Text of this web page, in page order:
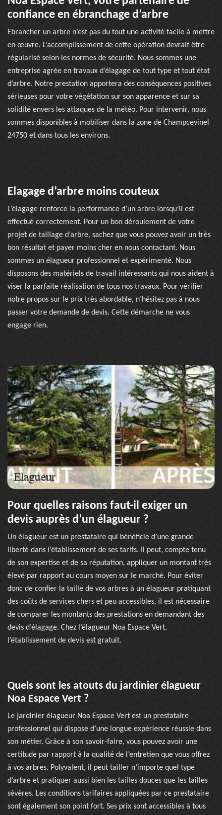
confiance en ébranchage d’arbre
Ebrancher un arbre n’est pas du tout une activité facile à mettre
en œuvre. L’accomplissement de cette opération devrait être
régularisé selon les normes de sécurité. Nous sommes une
entreprise agrée en travaux d’élagage de tout type et tout état
d’arbre. Notre prestation apportera des conséquences positives
sérieuses pour votre végétation sur son apparence et sur sa
solidité envers les attaques de la météo. Pour intervenir, nous
sommes disponibles à mobiliser dans la zone de Champcevinel
24750 et dans tous les environs.
Elagage d’arbre moins couteux
L’élagage renforce la performance d’un arbre lorsqu’il est
effectué correctement. Pour un bon déroulement de votre
projet de taillage d’arbre, sachez que vous pouvez avoir un très
bon résultat et payer moins cher en nous contactant. Nous
sommes un élagueur professionnel et expérimenté. Nous
disposons des matériels de travail intéressants qui nous aident à
viser la parfaite réalisation de tous nos travaux. Pour vérifier
notre propos sur le prix très abordable, n’hésitez pas à nous
passer votre demande de devis. Cette démarche ne vous
engage rien.
Pour quelles raisons faut-il exiger un
devis auprès d’un élagueur ?
Un élagueur est un prestataire qui bénéficie d’une grande
liberté dans l’établissement de ses tarifs. Il peut, compte tenu
de son expertise et de sa réputation, appliquer un montant très
élevé par rapport au cours moyen sur le marché. Pour éviter
donc de confier la taille de vos arbres à un élagueur pratiquant
des coûts de services chers et peu accessibles, il est nécessaire
de comparer les montants des prestations en demandant des
devis d’élagage. Chez l’élagueur Noa Espace Vert,
l’établissement de devis est gratuit.
Quels sont les atouts du jardinier élagueur
Noa Espace Vert ?
Le jardinier élagueur Noa Espace Vert est un prestataire
professionnel qui dispose d’une longue expérience réussie dans
son métier. Grâce à son savoir-faire, vous pouvez avoir une
certitude par rapport à la qualité de l’entretien que vous offrez
à vos arbres. Polyvalent, il peut tailler n’importe quel type
d’arbre et pratiquer aussi bien les tailles douces que les tailles
sévères. Les conditions tarifaires appliquées par ce prestataire
sont également son point fort. Ses prix sont accessibles à tous